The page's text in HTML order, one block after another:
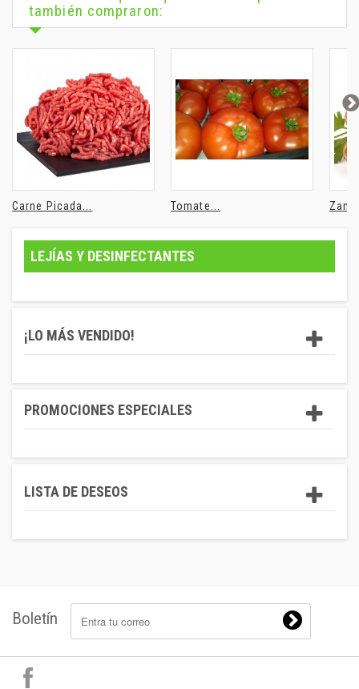
también compraron:
Carne Picada... Tomate...
LEJÍAS Y DESINFECTANTES
¡LO MÁS VENDIDO!
PROMOCIONES ESPECIALES
LISTA DE DESEOS
Boletín